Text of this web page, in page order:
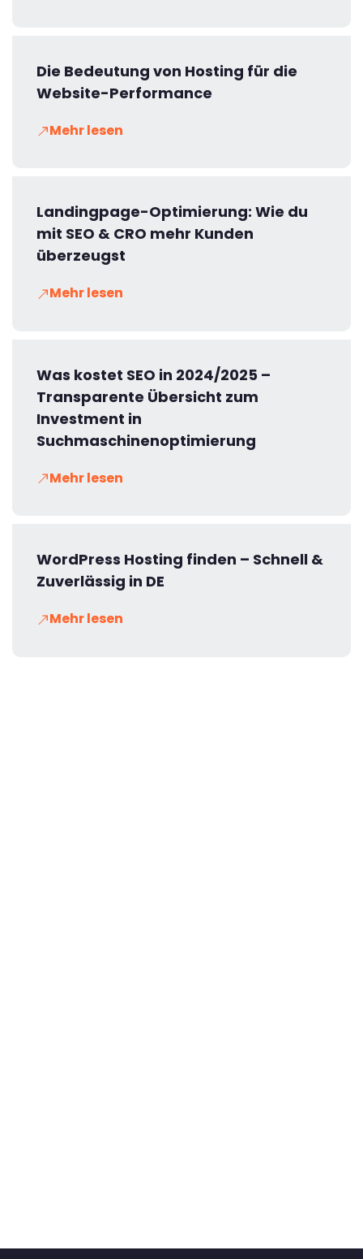
Die Bedeutung von Hosting für die
Website-Performance
Mehr lesen
Landingpage-Optimierung: Wie du
mit SEO & CRO mehr Kunden
überzeugst
Mehr lesen
Was kostet SEO in 2024/2025 –
Transparente Übersicht zum
Investment in
Suchmaschinenoptimierung
Mehr lesen
WordPress Hosting finden – Schnell &
Zuverlässig in DE
Mehr lesen